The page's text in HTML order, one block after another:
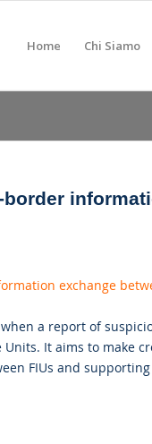
Home Chi Siamo
exchange
a report of
It aims to make
FIUs and